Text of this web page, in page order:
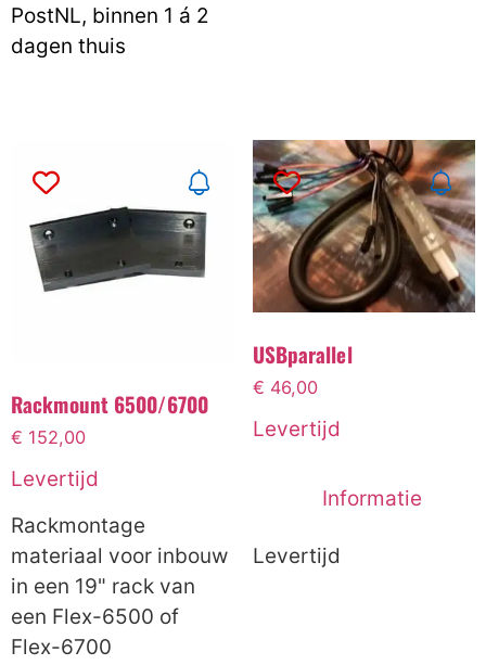
PostNL, binnen 1 á 2
dagen thuis
Rackmount 6500/6700
€ 152,00
Levertijd
Rackmontage
materiaal voor inbouw
in een 19" rack van
een Flex-6500 of
Flex-6700
USBparallel
€ 46,00
Levertijd
Informatie
Levertijd